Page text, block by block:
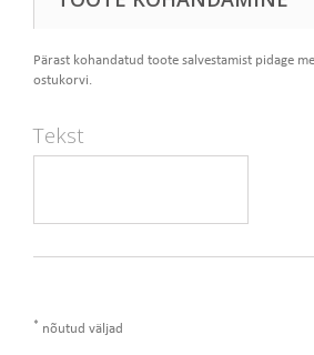
Pärast kohandatud toote salvestamist pidage
ostukorvi.
Tekst
* nõutud väljad